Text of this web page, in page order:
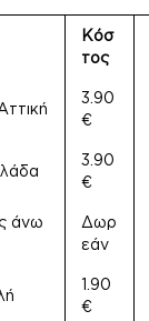
Κόσ
τος
3.90
€
3.90
€
άνω
Δωρ
εάν
1.90
€